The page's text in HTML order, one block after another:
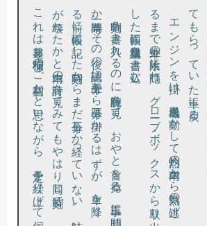
。
エ
ン
ジ
ン
を掛
け
、送風機
を動
か
し
て灼熱
の車内
か
ら熱気
の逃
げ
るま
で車外
の木陰
に隠
れ
、
グ
ロー
ブ・
ボ
ッ
ク
ス
か
ら取
り出
した帳面
に業務日誌
を書
き込
む
。
時刻を書
き入
れ
る
の
に腕時計
を見
て
、
お
や
と首
を捻
る
。工事
に一時間
か一時間半、
そ
の後
の確認
に十五分
か
ら三十分
は掛
か
る
は
ず
が
、車
を降
り
る前に帳面
に記
し
た時刻
か
ら
ま
だ三十分
し
か経
っ
て
い
な
い
。時計
が壊れ
た
か
と車内
の時計
を見
て
み
て
も
や
は
り同
じ時刻
で
、
これ
は早速
お稲荷様
の
ご利益
か
と思
い
な
が
ら
、予定
を繰
り上
げ
て伺
る
こ
と
に
な
っ
た
と次
の予約
の
お客様
に連絡
を差
し上
げ